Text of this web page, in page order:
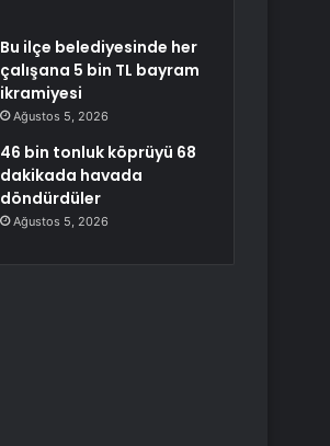
Bu ilçe belediyesinde her
çalışana 5 bin TL bayram
ikramiyesi
Ağustos 5, 2026
46 bin tonluk köprüyü 68
dakikada havada
döndürdüler
Ağustos 5, 2026